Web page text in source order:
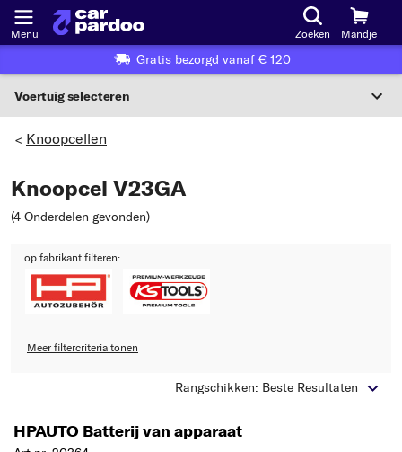
Menu Zoeken Mandje
Gratis bezorgd vanaf € 120
Voertuig selecteren
Of selecteer voertuig volgens criteria:
Selecteer fabrikant
Selecteer model
> Knoopcellen
Knoopcel V23GA
(4 Onderdelen gevonden)
op fabrikant filteren:
Meer filtercriteria tonen
Rangschikken: Beste Resultaten
HPAUTO Batterij van apparaat